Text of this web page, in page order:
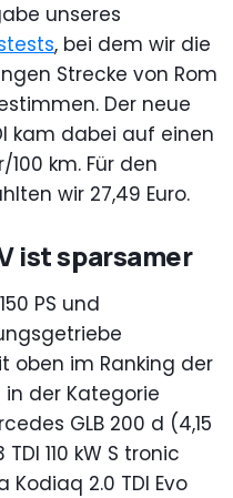
unseres
, bei dem wir die
Strecke von Rom
Der neue
kam dabei auf einen
km. Für den
wir 27,49 Euro.
ist sparsamer
PS und
oben im Ranking der
der Kategorie
GLB 200 d (4,15
110 kW S tronic
2.0 TDI Evo